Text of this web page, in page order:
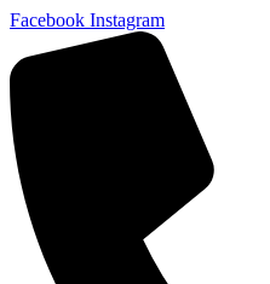
Facebook Instagram